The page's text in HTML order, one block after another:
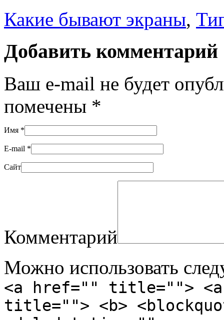
Какие бывают экраны,
Добавить комментарий
Ваш e-mail не будет
помечены *
Имя *
E-mail *
Сайт
Комментарий
Можно использовать
<a href="" title="">
title=""> <b>